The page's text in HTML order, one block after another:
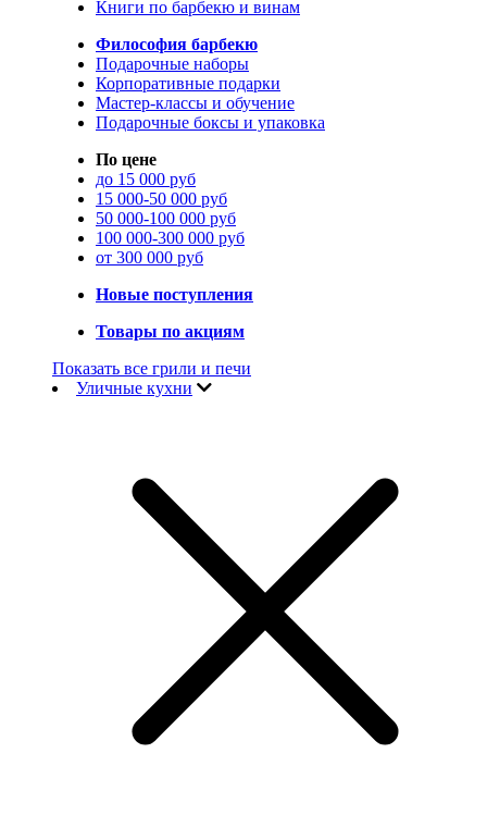
Книги по барбекю и винам
Философия барбекю
Подарочные наборы
Корпоративные подарки
Мастер-классы и обучение
Подарочные боксы и упаковка
По цене
до 15 000 руб
15 000-50 000 руб
50 000-100 000 руб
100 000-300 000 руб
от 300 000 руб
Новые поступления
Товары по акциям
Показать все грили и печи
Уличные кухни